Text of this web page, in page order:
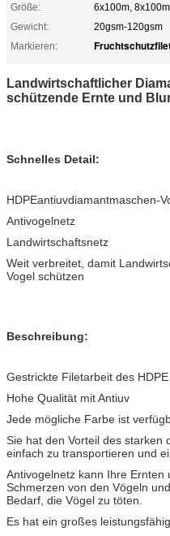
Größe:
6x100m,
Gewicht:
20gsm-120gsm
Markieren:
Landwirtschaftlicher
schützende Ernte und
Schnelles Detail:
HDPEantiuvdiamantmaschen-
Antivogelnetz
Landwirtschaftsnetz
Weit verbreitet, damit
Vogel schützen
Beschreibung:
Gestrickte Filetarbeit des
Hohe Qualität mit Antiuv
Jede mögliche Farbe ist
Sie hat den Vorteil des starken
einfach zu transportieren und
Antivogelnetz kann Ihre
Schmerzen von den Vögeln
Bedarf, die Vögel zu töten.
Es hat ein großes